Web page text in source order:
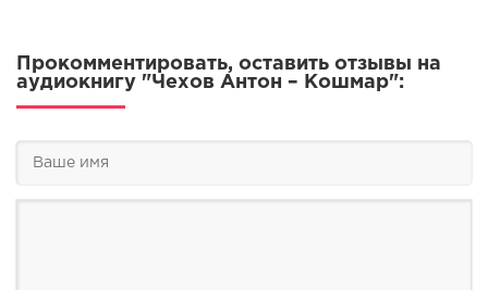
Прокомментировать, оставить отзывы на
аудиокнигу "Чехов Антон – Кошмар":